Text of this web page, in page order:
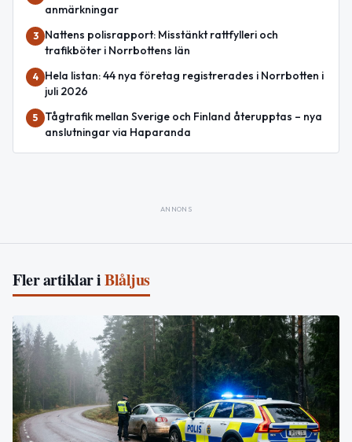
anmärkningar
3
Nattens polisrapport: Misstänkt rattfylleri och
trafikböter i Norrbottens län
4
Hela listan: 44 nya företag registrerades i Norrbotten i
juli 2026
5
Tågtrafik mellan Sverige och Finland återupptas – nya
anslutningar via Haparanda
ANNONS
Fler artiklar iBlåljus